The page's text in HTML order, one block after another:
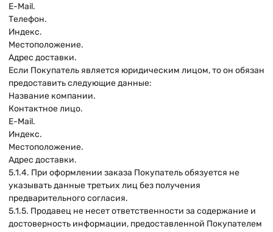
E-Mail.
Телефон.
Индекс.
Местоположение.
Адрес доставки.
Если Покупатель является юридическим лицом, то он обязан
предоставить следующие данные:
Название компании.
Контактное лицо.
E-Mail.
Индекс.
Местоположение.
Адрес доставки.
5.1.4. При оформлении заказа Покупатель обязуется не
указывать данные третьих лиц без получения
предварительного согласия.
5.1.5. Продавец не несет ответственности за содержание и
достоверность информации, предоставленной Покупателем